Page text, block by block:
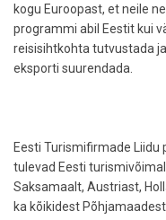
kogu Euroopast, et neile
programmi abil Eestit kui
reisisihtkohta tutvustada
eksporti suurendada.
Eesti Turismifirmade Liidu
tulevad Eesti
Saksamaalt, Austriast,
ka kõikidest Põhjamaadest.